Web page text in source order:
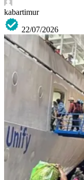
kabartimur
22/07/2026